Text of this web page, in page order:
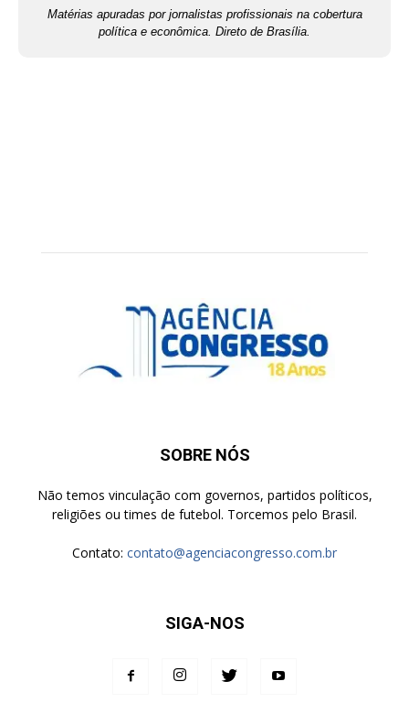
Matérias apuradas por jornalistas profissionais na cobertura
política e econômica. Direto de Brasília.
SOBRE NÓS
Não temos vinculação com governos, partidos políticos,
religiões ou times de futebol. Torcemos pelo Brasil.
Contato: contato@agenciacongresso.com.br
SIGA-NOS